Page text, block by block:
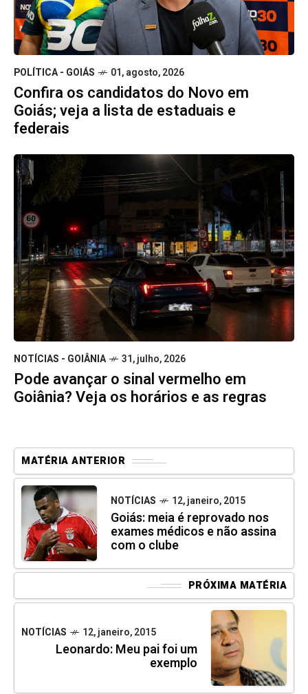
POLÍTICA - GOIÁS 01, agosto, 2026
Confira os candidatos do Novo em
Goiás; veja a lista de estaduais e
federais
NOTÍCIAS - GOIÂNIA 31, julho, 2026
Pode avançar o sinal vermelho em
Goiânia? Veja os horários e as regras
MATÉRIA ANTERIOR
NOTÍCIAS 12, janeiro, 2015
Goiás: meia é reprovado nos
exames médicos e não assina
com o clube
PRÓXIMA MATÉRIA
NOTÍCIAS 12, janeiro, 2015
Leonardo: Meu pai foi um
exemplo